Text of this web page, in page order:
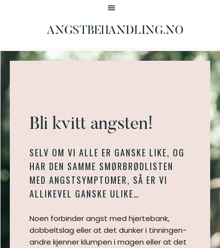
hovedinnholdANGSTBEHANDLING.NO
Bli kvitt angsten!
SELV OM VI ALLE ER GANSKE LIKE, OG
HAR DEN SAMME SMØRBRØDLISTEN
MED ANGSTSYMPTOMER, SÅ ER VI
ALLIKEVEL GANSKE ULIKE…
Noen forbinder angst med hjertebank,
dobbeltslag eller at det dunker i tinningen-
andre kjenner klumpen i magen eller at det